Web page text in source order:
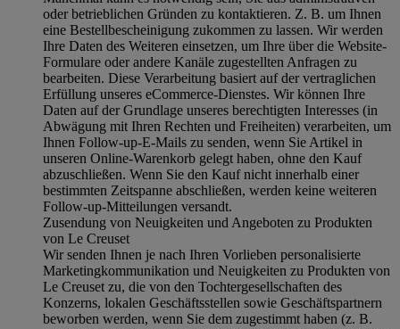
oder betrieblichen Gründen zu kontaktieren. Z. B. um Ihnen
eine Bestellbescheinigung zukommen zu lassen. Wir werden
Ihre Daten des Weiteren einsetzen, um Ihre über die Website-
Formulare oder andere Kanäle zugestellten Anfragen zu
bearbeiten. Diese Verarbeitung basiert auf der vertraglichen
Erfüllung unseres eCommerce-Dienstes. Wir können Ihre
Daten auf der Grundlage unseres berechtigten Interesses (in
Abwägung mit Ihren Rechten und Freiheiten) verarbeiten, um
Ihnen Follow-up-E-Mails zu senden, wenn Sie Artikel in
unseren Online-Warenkorb gelegt haben, ohne den Kauf
abzuschließen. Wenn Sie den Kauf nicht innerhalb einer
bestimmten Zeitspanne abschließen, werden keine weiteren
Follow-up-Mitteilungen versandt.
Zusendung von Neuigkeiten und Angeboten zu Produkten
von Le Creuset
Wir senden Ihnen je nach Ihren Vorlieben personalisierte
Marketingkommunikation und Neuigkeiten zu Produkten von
Le Creuset zu, die von den Tochtergesellschaften des
Konzerns, lokalen Geschäftsstellen sowie Geschäftspartnern
beworben werden, wenn Sie dem zugestimmt haben (z. B.